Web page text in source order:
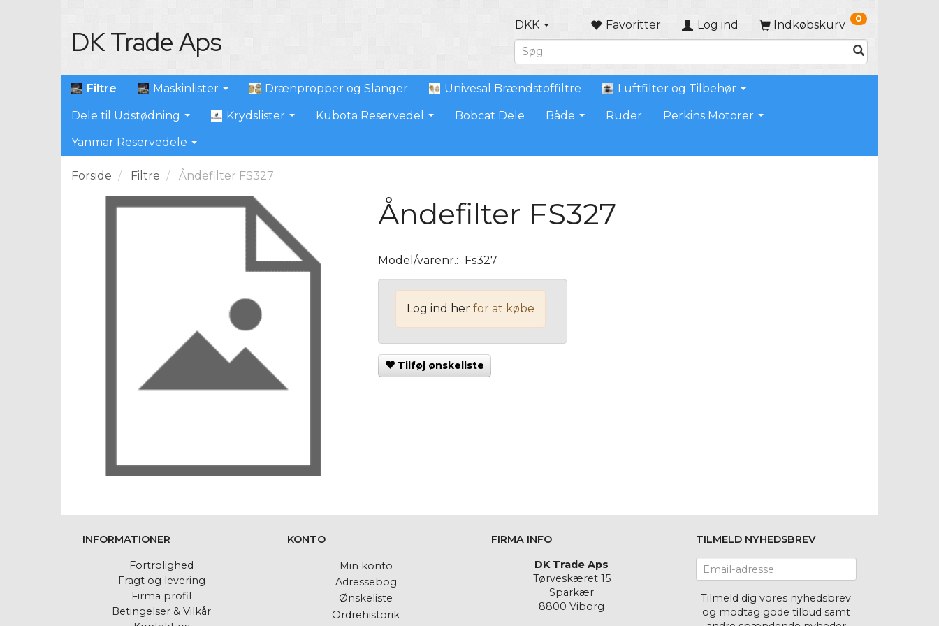
DK Trade Aps
Indkøbskurv 0
DKK Favoritter Log ind
Filtre Maskinlister Drænpropper og Slanger Univesal Brændstoffiltre Luftfilter og Tilbehør
Dele til Udstødning Krydslister Kubota Reservedel Bobcat Dele Både Ruder Perkins Motorer
Yanmar Reservedele
Forside Filtre Åndefilter FS327
Åndefilter FS327
Model/varenr.: Fs327
Log ind herfor at købe
Tilføj ønskeliste
INFORMATIONER
Fortrolighed
Fragt og levering
Firma profil
Betingelser & Vilkår
KONTO
Min konto
Adressebog
Ønskeliste
Ordrehistorik
FIRMA INFO
DK Trade Aps
Tørveskæret 15
Sparkær
8800 Viborg
TILMELD NYHEDSBREV
adresse
Tilmeld dig vores nyhedsbrev
og modtag gode tilbud samt